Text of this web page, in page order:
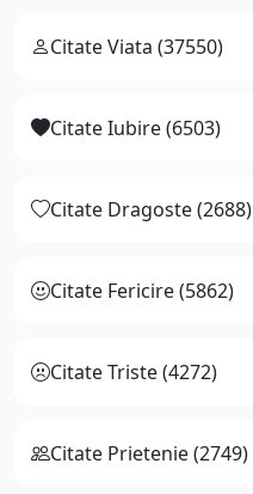
Citate Viata (37550)
Citate Iubire (6503)
Citate Dragoste (2688)
Citate Fericire (5862)
Citate Triste (4272)
Citate Prietenie (2749)